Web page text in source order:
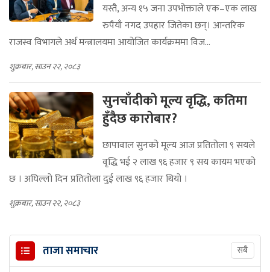
यस्तै, अन्य १५ जना उपभोक्ताले एक–एक लाख
रुपैयाँ नगद उपहार जितेका छन्। आन्तरिक
राजस्व विभागले अर्थ मन्त्रालयमा आयोजित कार्यक्रममा विज...
शुक्रबार, साउन २२, २०८३
सुनचाँदीको मूल्य वृद्धि, कतिमा
हुँदैछ कारोबार?
छापावाल सुनको मूल्य आज प्रतितोला ९ सयले
वृद्धि भई २ लाख ९६ हजार ९ सय कायम भएको
छ । अघिल्लो दिन प्रतितोला दुई लाख ९६ हजार थियो ।
शुक्रबार, साउन २२, २०८३
ताजा समाचार सबै